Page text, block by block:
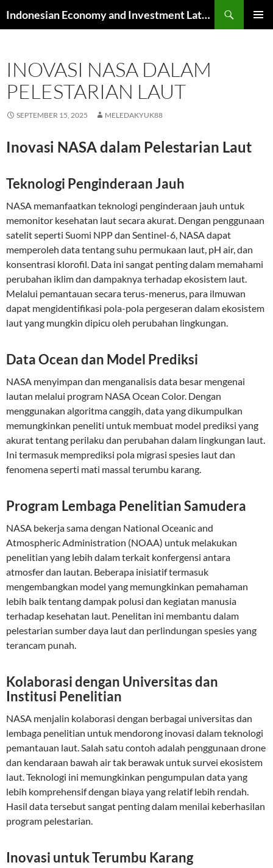
to
Indonesian Economy and Investment Latest News
INOVASI NASA DALAM
PELESTARIAN LAUT
SEPTEMBER 15, 2025 MELEDAKYUK88
Inovasi NASA dalam Pelestarian Laut
Teknologi Penginderaan Jauh
NASA memanfaatkan teknologi penginderaan jauh untuk
memonitor kesehatan laut secara akurat. Dengan penggunaan
satelit seperti Suomi NPP dan Sentinel-6, NASA dapat
memperoleh data tentang suhu permukaan laut, pH air, dan
konsentrasi klorofil. Data ini sangat penting dalam memahami
perubahan iklim dan dampaknya terhadap ekosistem laut.
Melalui pemantauan secara terus-menerus, para ilmuwan
dapat mengidentifikasi pola-pola pergeseran dalam ekosistem
laut yang mungkin dipicu oleh perubahan lingkungan.
Data Ocean dan Model Prediksi
NASA menyimpan dan menganalisis data besar mengenai
lautan melalui program NASA Ocean Color. Dengan
menggunakan algoritma canggih, data yang dikumpulkan
memungkinkan peneliti untuk membuat model prediksi yang
akurat tentang perilaku dan perubahan dalam lingkungan laut.
Ini termasuk memprediksi pola migrasi spesies laut dan
fenomena seperti mati massal terumbu karang.
Program Lembaga Penelitian Samudera
NASA bekerja sama dengan National Oceanic and
Atmospheric Administration (NOAA) untuk melakukan
penelitian yang lebih dalam terkait konfergensi antara
atmosfer dan lautan. Beberapa inisiatif termasuk
mengembangkan model yang memungkinkan pemahaman
lebih baik tentang dampak polusi dan kegiatan manusia
terhadap kesehatan laut. Penelitan ini membantu dalam
pelestarian sumber daya laut dan perlindungan spesies yang
terancam punah.
Kolaborasi dengan Universitas dan
Institusi Penelitian
NASA menjalin kolaborasi dengan berbagai universitas dan
lembaga penelitian untuk mendorong inovasi dalam teknologi
pemantauan laut. Salah satu contoh adalah penggunaan drone
dan kendaraan bawah air tak berawak untuk survei ekosistem
laut. Teknologi ini memungkinkan pengumpulan data yang
lebih komprehensif dengan biaya yang relatif lebih rendah.
Hasil data tersebut sangat penting dalam menilai keberhasilan
program pelestarian.
Inovasi untuk Terumbu Karang